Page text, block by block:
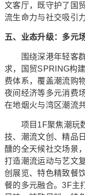
文客厅，既守护了国
流生命力与社交吸引力
五、业态升级：多元
围绕深港年轻客群
求，国贸SPRING构
费体系，覆盖潮流购
夜间经济等多元消费
在地烟火与湾区潮流共
项目1F聚焦潮玩数
技、潮流文创、精品
醺的全天候社交场景
打造潮流运动与艺文
创展览、特色精致餐
餐的多元融合。3F主